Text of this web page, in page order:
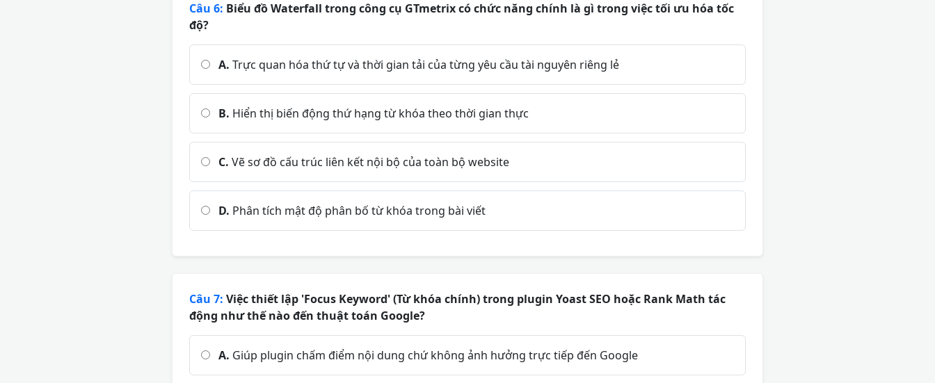
Câu 6: Biểu đồ Waterfall trong công cụ GTmetrix có chức năng chính là gì trong việc tối ưu hóa tốc
độ?
A. Trực quan hóa thứ tự và thời gian tải của từng yêu cầu tài nguyên riêng lẻ
B. Hiển thị biến động thứ hạng từ khóa theo thời gian thực
C. Vẽ sơ đồ cấu trúc liên kết nội bộ của toàn bộ website
D. Phân tích mật độ phân bố từ khóa trong bài viết
Câu 7: Việc thiết lập 'Focus Keyword' (Từ khóa chính) trong plugin Yoast SEO hoặc Rank Math tác
động như thế nào đến thuật toán Google?
A. Giúp plugin chấm điểm nội dung chứ không ảnh hưởng trực tiếp đến Google